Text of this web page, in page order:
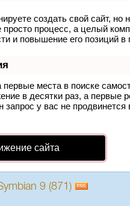
создать свой сайт, но
процесс, а целый
и повышение его позиций в
места в поиске
в десятки раз, а первые
у вас не
сайта
9 (871)